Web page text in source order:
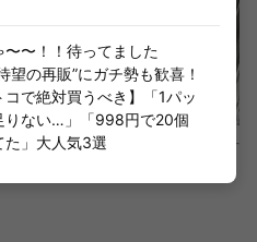
〜〜！！待ってました
望の再販”にガチ勢も歓喜！
コで絶対買うべき】「1パッ
りない…」「998円で20個
た」大人気3選